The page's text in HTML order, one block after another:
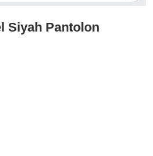
Siyah Pantolon